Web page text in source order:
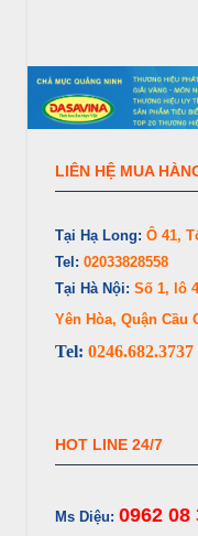
LIÊN HỆ MUA
Tại Hạ Long: Ô 41,
Tel: 02033828558
Tại Hà Nội: Số 1, lô
Yên Hòa, Quận Cầu
Tel: 0246.682.3737
HOT LINE 24/7
Ms Diệu: 0962 08